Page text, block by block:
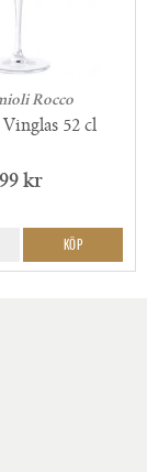
Rocco
52 cl
99 kr
KÖP